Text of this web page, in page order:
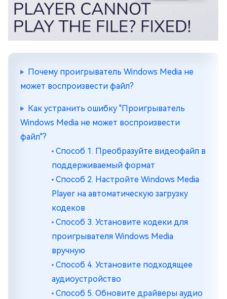
Почему проигрыватель Windows Media не
может воспроизвести файл?
Как устранить ошибку "Проигрыватель
Windows Media не может воспроизвести
файл"?
Способ 1. Преобразуйте видеофайл в
поддерживаемый формат
Способ 2. Настройте Windows Media
Player на автоматическую загрузку
кодеков
Способ 3. Установите кодеки для
проигрывателя Windows Media
вручную
Способ 4. Установите подходящее
аудиоустройство
Способ 5. Обновите драйверы аудио